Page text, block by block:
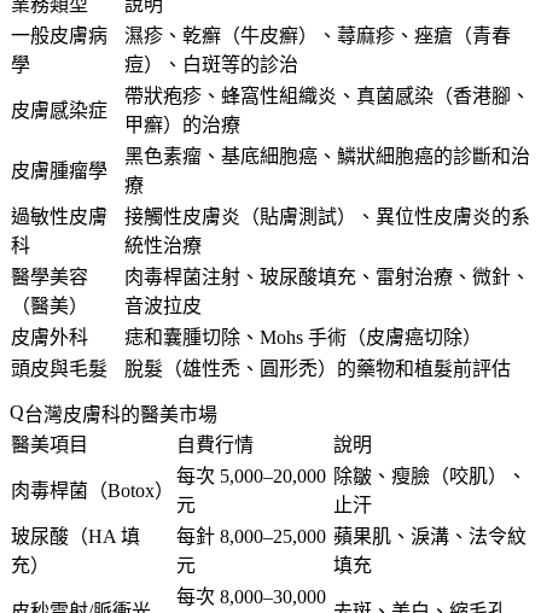
一般皮膚病
學
濕疹、乾癬（牛皮癬）、蕁麻疹、痤瘡（青春
痘）、白斑等的診治
皮膚感染症
帶狀疱疹、蜂窩性組織炎、真菌感染（香港腳、
甲癬）的治療
皮膚腫瘤學
黑色素瘤、基底細胞癌、鱗狀細胞癌的診斷和治
療
過敏性皮膚
科
接觸性皮膚炎（貼膚測試）、異位性皮膚炎的系
統性治療
醫學美容
（醫美）
肉毒桿菌注射、玻尿酸填充、雷射治療、微針、
音波拉皮
皮膚外科
痣和囊腫切除、Mohs 手術（皮膚癌切除）
頭皮與毛髮
脫髮（雄性禿、圓形禿）的藥物和植髮前評估
台灣皮膚科的醫美市場
醫美項目
自費行情 說明
肉毒桿菌（Botox）
每次 5,000–20,000
元
除皺、瘦臉（咬肌）、
止汗
玻尿酸（HA 填
充）
每針 8,000–25,000
元
蘋果肌、淚溝、法令紋
填充
每次 8,000–30,000